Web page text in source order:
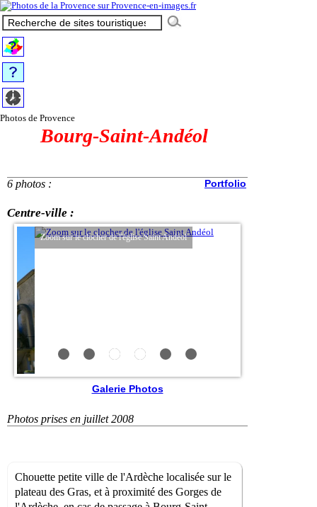
Photos de Provence
Bourg-Saint-Andéol
6 photos : Portfolio
Centre-ville :
Zoom sur le clocher de l'église Saint Andéol
Galerie Photos
Photos prises en juillet 2008
Chouette petite ville de l'Ardèche localisée sur le
plateau des Gras, et à proximité des Gorges de